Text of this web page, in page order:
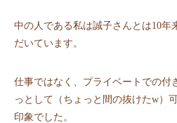
中の人である私は誠子さんとは10年
だいています。
仕事ではなく、プライベートでの付
っとして（ちょっと間の抜けたw）
印象でした。